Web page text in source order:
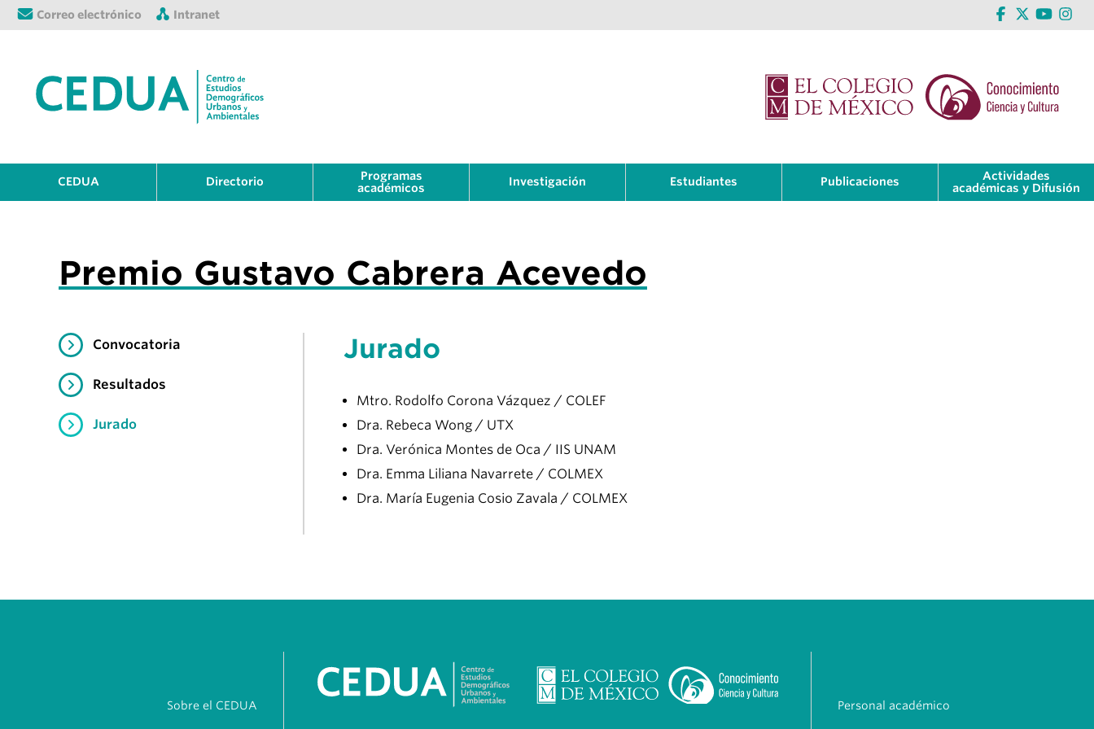
Correo electrónico Intranet
CEDUA Directorio
Programas
académicos
Investigación Estudiantes Publicaciones
Actividades
académicas y Difusión
Premio Gustavo Cabrera Acevedo
Convocatoria
Resultados
Jurado
Jurado
Mtro. Rodolfo Corona Vázquez / COLEF
Dra. Rebeca Wong / UTX
Dra. Verónica Montes de Oca / IIS UNAM
Dra. Emma Liliana Navarrete / COLMEX
Dra. María Eugenia Cosio Zavala / COLMEX
Sobre el CEDUA Personal académico